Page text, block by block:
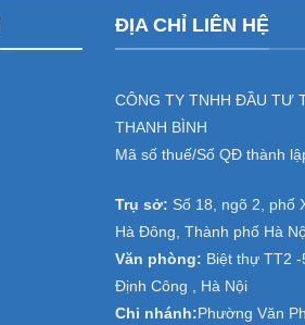
ĐỊA CHỈ LIÊN HỆ
CÔNG TY TNHH ĐẦU TƯ
THANH BÌNH
Mã số thuế/Số QĐ thành
Trụ sở: Số 18, ngõ 2, phố
Hà Đông, Thành phố Hà
Văn phòng: Biệt thự TT2
Định Công , Hà Nội
Chi nhánh: Phường Văn